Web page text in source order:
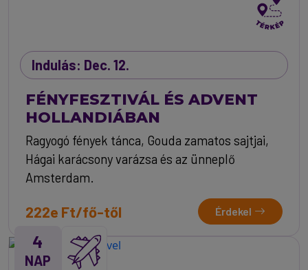
Indulás: Dec. 12.
FÉNYFESZTIVÁL ÉS ADVENT
HOLLANDIÁBAN
Ragyogó fények tánca, Gouda zamatos sajtjai,
Hágai karácsony varázsa és az ünneplő
Amsterdam.
222e Ft/fő-től Érdekel
4
NAP